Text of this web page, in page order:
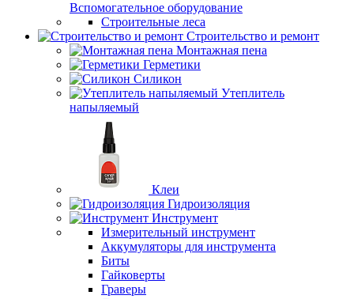
Вспомогательное оборудование
Строительные леса
Строительство и ремонт
Монтажная пена
Герметики
Силикон
Утеплитель
напыляемый
Клеи
Гидроизоляция
Инструмент
Измерительный инструмент
Аккумуляторы для инструмента
Биты
Гайковерты
Граверы